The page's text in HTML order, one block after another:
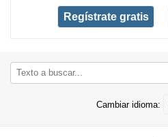
Regístrate gratis
Cambiar idioma: